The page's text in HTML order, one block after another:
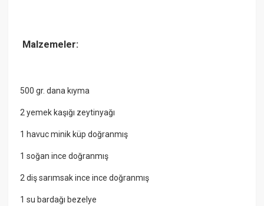
Malzemeler:
500 gr. dana kıyma
2 yemek kaşığı zeytinyağı
1 havuc minik küp doğranmış
1 soğan ince doğranmış
2 diş sarımsak ince ince doğranmış
1 su bardağı bezelye